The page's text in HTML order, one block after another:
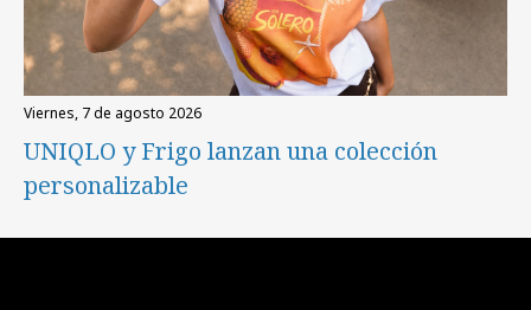
viernes, 7 de agosto 2026
UNIQLO y Frigo lanzan una colección
personalizable